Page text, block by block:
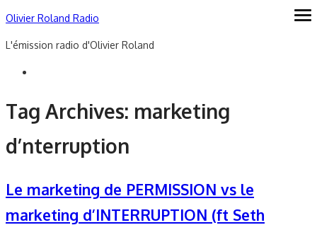
Skip
content
Olivier Roland Radio
L'émission radio d'Olivier Roland
Tag Archives: marketing
d’nterruption
Le marketing de PERMISSION vs le
marketing d’INTERRUPTION (ft Seth